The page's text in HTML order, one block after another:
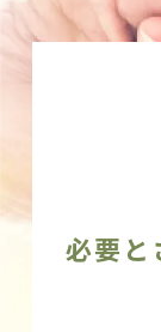
必要と